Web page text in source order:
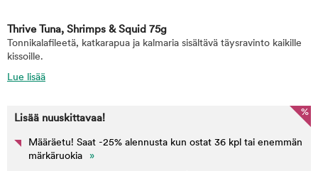
Thrive Tuna, Shrimps & Squid 75g
Tonnikalafileetä, katkarapua ja kalmaria sisältävä täysravinto kaikille
kissoille.
Lue lisää
%
Lisää nuuskittavaa!
Määräetu! Saat -25% alennusta kun ostat 36 kpl tai enemmän
märkäruokia
»